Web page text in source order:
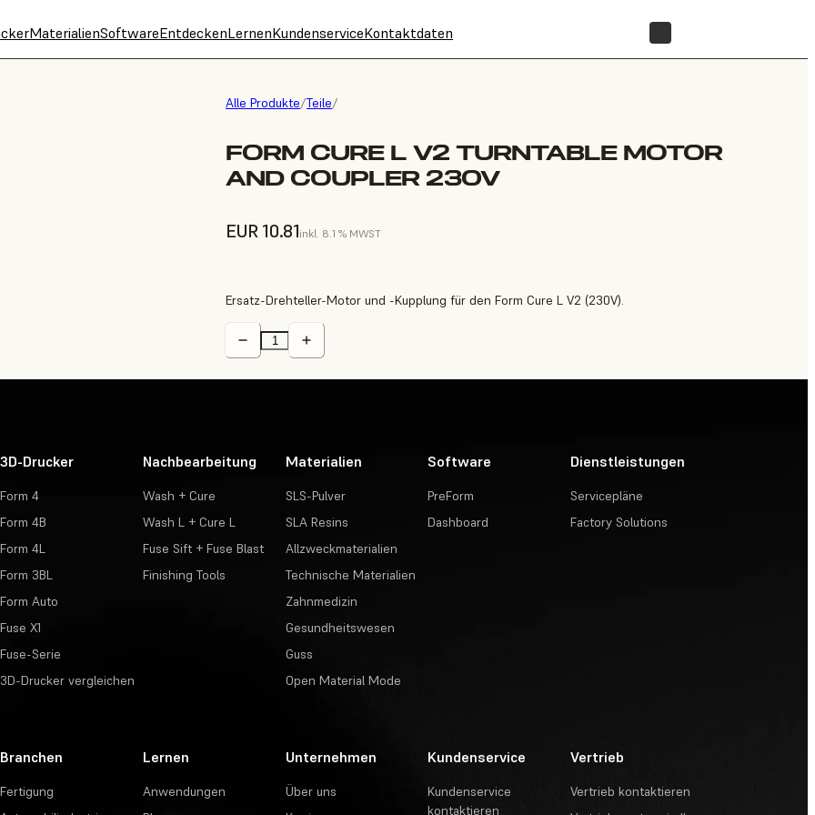
MaterialienSoftwareEntdeckenLernenKundenserviceKontaktdaten
Alle Produkte/Teile/
FORM CURE L V2 TURNTABLE MOTOR
AND COUPLER 230V
EUR 10.81inkl. 8.1 % MWST
Ersatz-Drehteller-Motor und -Kupplung für den Form Cure L V2 (230V).
3D-Drucker
Form 4
Form 4B
Form 4L
Form 3BL
Form Auto
Fuse X1
Fuse-Serie
3D-Drucker vergleichen
Nachbearbeitung
Wash + Cure
Wash L + Cure L
Fuse Sift + Fuse Blast
Finishing Tools
Materialien
SLS-Pulver
SLA Resins
Allzweckmaterialien
Technische Materialien
Zahnmedizin
Gesundheitswesen
Guss
Open Material Mode
Software
PreForm
Dashboard
Dienstleistungen
Servicepläne
Factory Solutions
Branchen
Fertigung
Lernen
Anwendungen
Unternehmen
Über uns
Kundenservice
Kundenservice
kontaktieren
Vertrieb
Vertrieb kontaktieren